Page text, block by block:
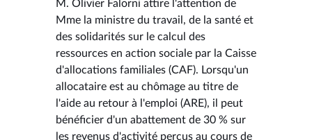
M. Olivier Falorni attire l'attention de
Mme la ministre du travail, de la santé et
des solidarités sur le calcul des
ressources en action sociale par la Caisse
d'allocations familiales (CAF). Lorsqu'un
allocataire est au chômage au titre de
l'aide au retour à l'emploi (ARE), il peut
bénéficier d'un abattement de 30 % sur
les revenus d'activité perçus au cours de